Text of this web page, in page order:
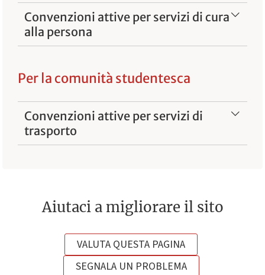
Convenzioni attive per servizi di cura
alla persona
Per la comunità studentesca
Convenzioni attive per servizi di
trasporto
Aiutaci a migliorare il sito
VALUTA QUESTA PAGINA
SEGNALA UN PROBLEMA